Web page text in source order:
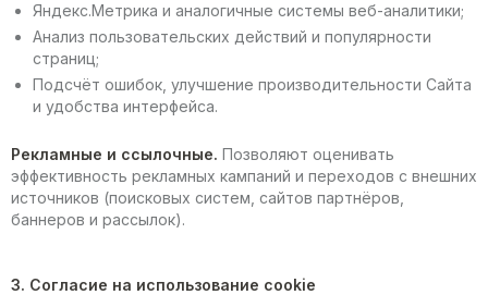
Яндекс.Метрика и аналогичные системы веб-аналитики;
Анализ пользовательских действий и популярности
страниц;
Подсчёт ошибок, улучшение производительности Сайта
и удобства интерфейса.
Рекламные и ссылочные. Позволяют оценивать
эффективность рекламных кампаний и переходов с внешних
источников (поисковых систем, сайтов партнёров,
баннеров и рассылок).
3. Согласие на использование cookie